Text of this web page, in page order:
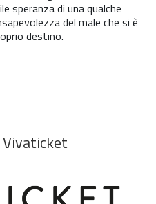
speranza di una qualche
del male che si è
destino.